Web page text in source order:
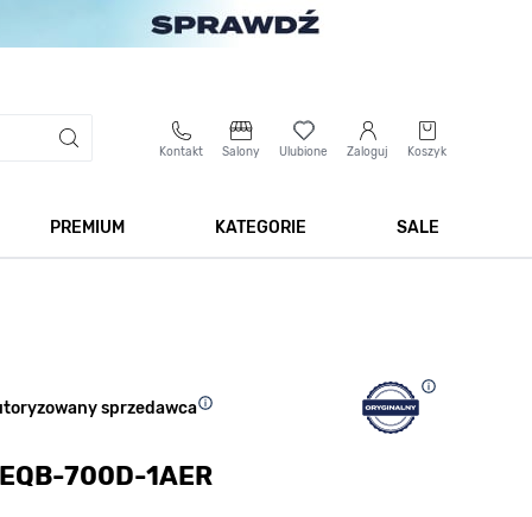
Kontakt Salony Ulubione Zaloguj Koszyk
PREMIUM
KATEGORIE
SALE
sprzedawca
700D-1AER